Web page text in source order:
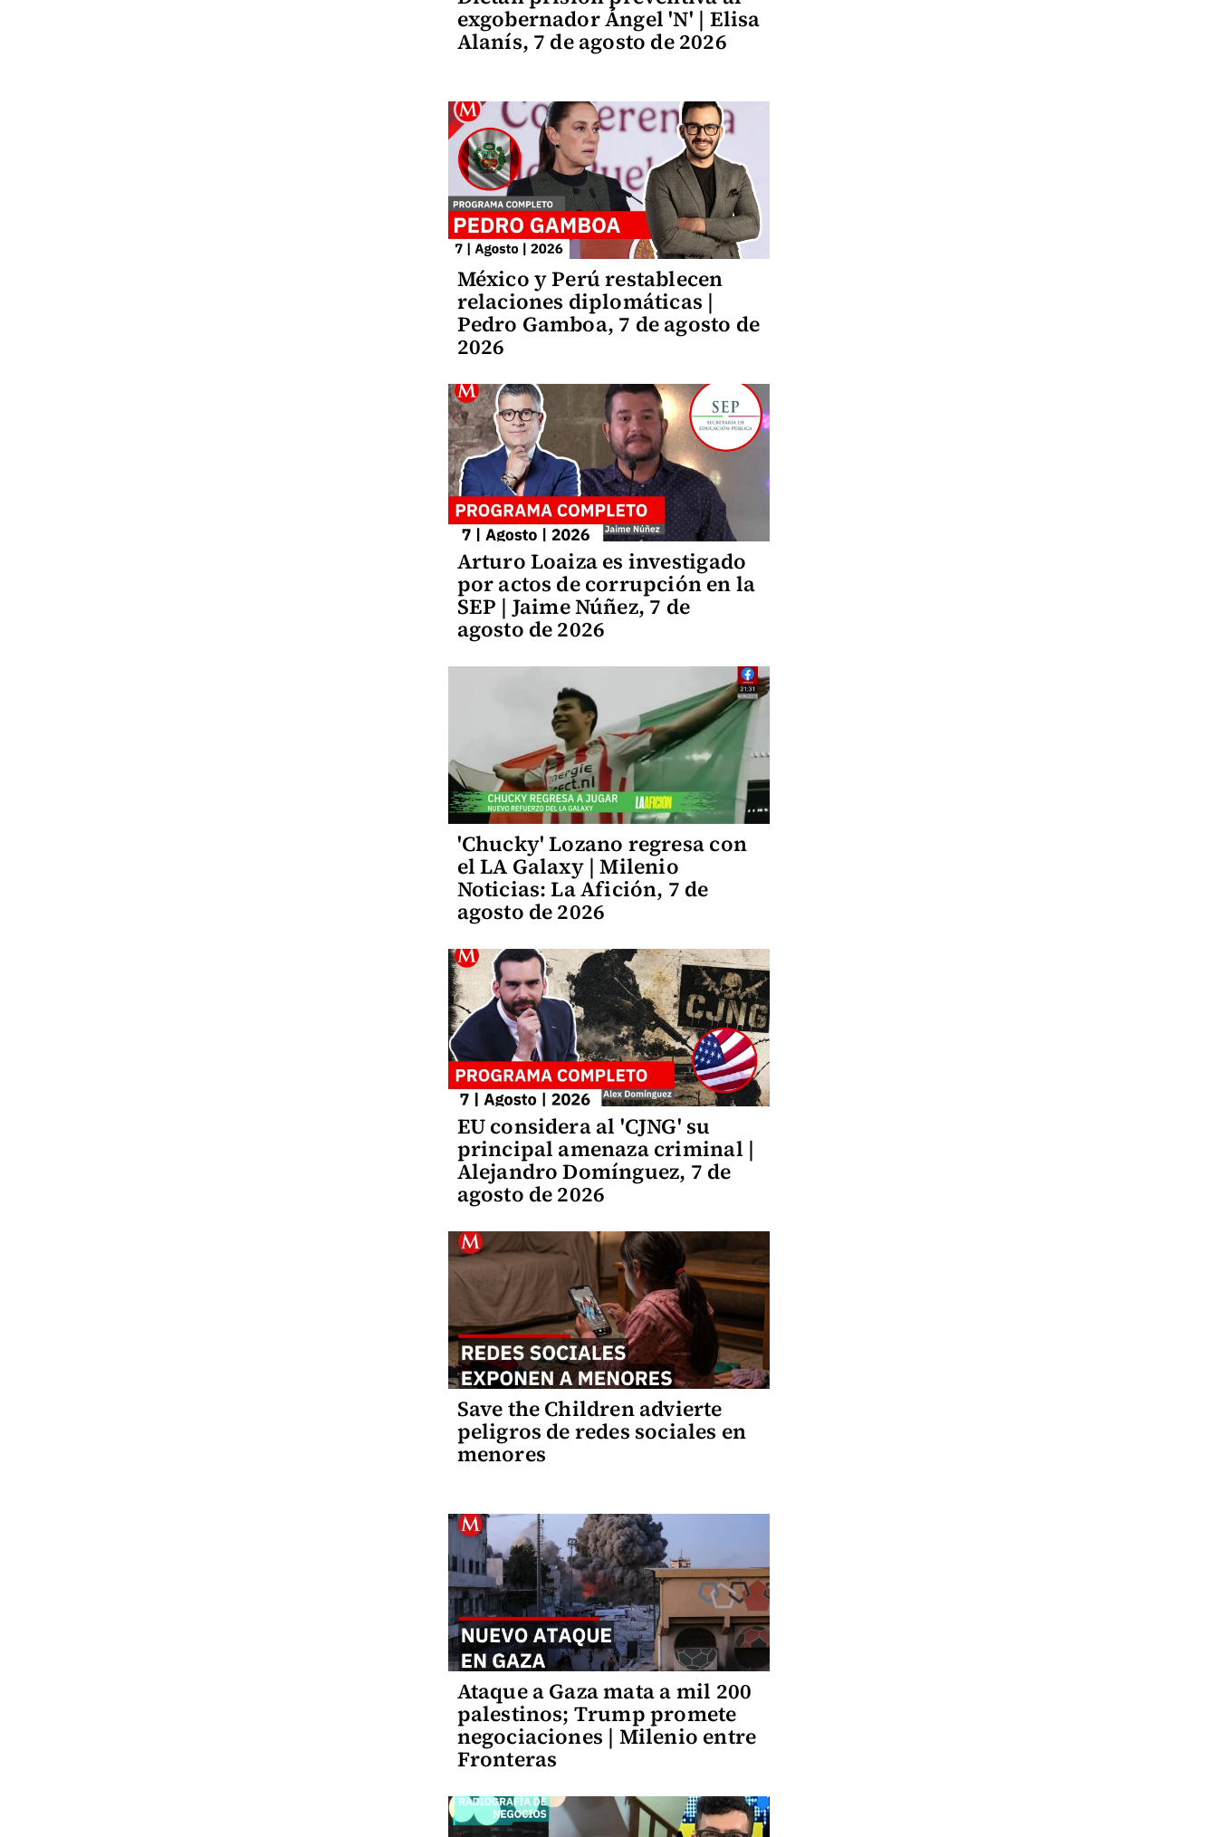
exgobernador Ángel 'N' | Elisa
Alanís, 7 de agosto de 2026
México y Perú restablecen
relaciones diplomáticas |
Pedro Gamboa, 7 de agosto de
2026
Arturo Loaiza es investigado
por actos de corrupción en la
SEP | Jaime Núñez, 7 de
agosto de 2026
'Chucky' Lozano regresa con
el LA Galaxy | Milenio
Noticias: La Afición, 7 de
agosto de 2026
EU considera al 'CJNG' su
principal amenaza criminal |
Alejandro Domínguez, 7 de
agosto de 2026
Save the Children advierte
peligros de redes sociales en
menores
Ataque a Gaza mata a mil 200
palestinos; Trump promete
negociaciones | Milenio entre
Fronteras